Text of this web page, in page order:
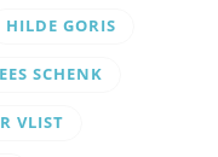
HILDE GORIS
SCHENK
VLIST